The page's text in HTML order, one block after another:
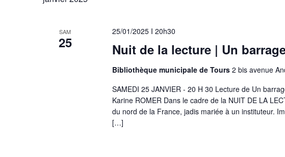
SAM
25 Nuit de la lecture | Un
25/01/2025 I 20h30
Bibliothèque municipale de Tours 2 bis avenue
SAMEDI 25 JANVIER - 20 H 30 Lecture de Un
Karine ROMER Dans le cadre de la NUIT DE LA
du nord de la France, jadis mariée à un instituteur.
[…]